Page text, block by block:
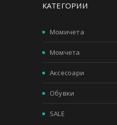
КАТЕГОРИИ
Момичета
Момчета
Аксесоари
Обувки
SALE